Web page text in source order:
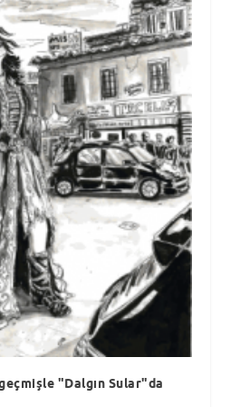
"Dalgın Sular"da